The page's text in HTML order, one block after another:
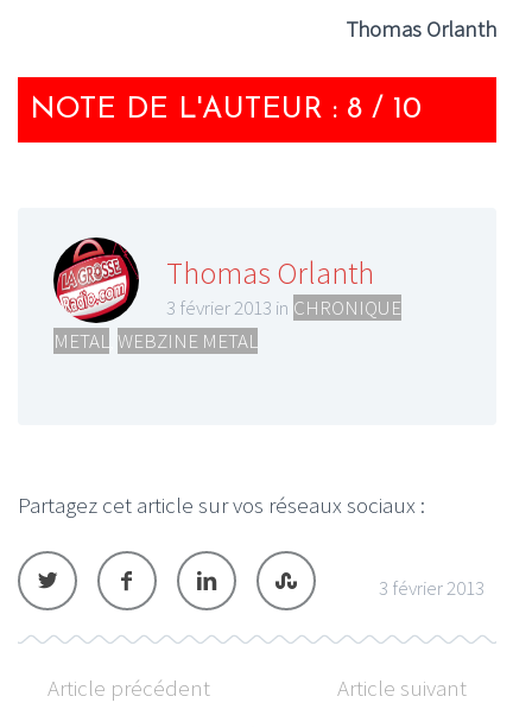
Thomas Orlanth
NOTE DE L'AUTEUR : 8 / 10
Thomas Orlanth
3 février 2013 in CHRONIQUE
METAL WEBZINE METAL
Partagez cet article sur vos réseaux sociaux :
3 février 2013
Article précédent Article suivant